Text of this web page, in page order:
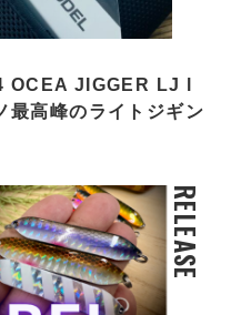
OCEA JIGGER LJ l
最高峰のライトジギン
RELEASE